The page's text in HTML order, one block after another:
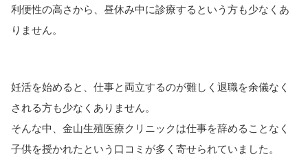
利便性の高さから、昼休み中に診療するという方も少なくあ
りません。
妊活を始めると、仕事と両立するのが難しく退職を余儀なく
される方も少なくありません。
そんな中、金山生殖医療クリニックは仕事を辞めることなく
子供を授かれたという口コミが多く寄せられていました。